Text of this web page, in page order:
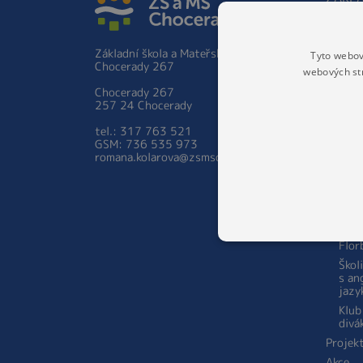
Základní škola a Mateřská škola
Chocerady 267
Chocerady 267
257 24 Chocerady
tel.: 317 763 521
GSM: 736 535 973
romana.kolarova@zsmschocerady.cz
s
Tyto
webových